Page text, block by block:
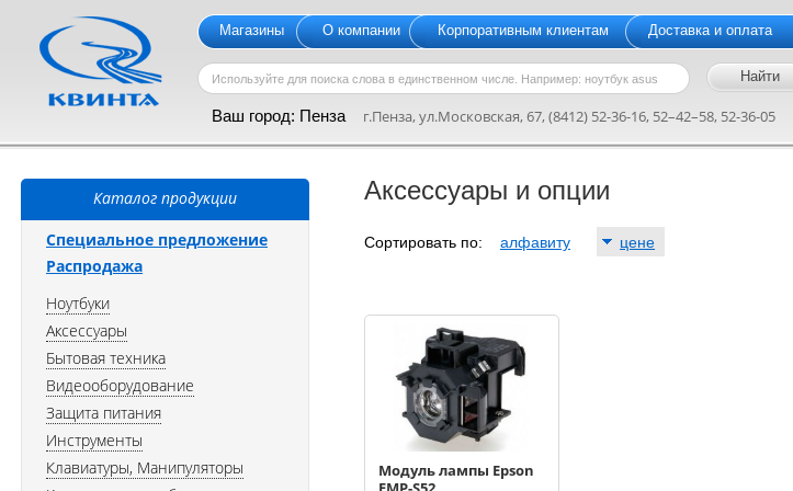
Магазины О компании Корпоративным клиентам Доставка и оплата
Ваш город: Пенза г.Пенза, ул.Московская, 67, (8412) 52-36-16, 52–42–58, 52-36-05
Аксессуары и опции
Сортировать по: алфавиту цене
Модуль лампы Epson
Каталог продукции
Специальное предложение
Распродажа
Ноутбуки
Аксессуары
Бытовая техника
Видеооборудование
Защита питания
Инструменты
Клавиатуры, Манипуляторы